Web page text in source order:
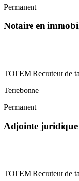
Permanent
Notaire en
TOTEM Recruteur de
Terrebonne
Permanent
Adjointe juridique
TOTEM Recruteur de